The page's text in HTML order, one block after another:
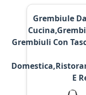
Grembiule
Grembiuli Con
E